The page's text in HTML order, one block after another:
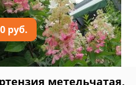
руб.
метельчатая,